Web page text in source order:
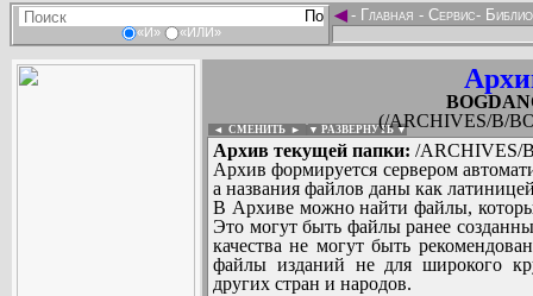
«И» «ИЛИ»
◄- Главная - Сервис-
(/ARCHIVES/B/
◄ СМЕНИТЬ ► ▼ РАЗВЕРНУТЬ ▼
Архив текущей папки: /ARCHIVES/
Архив формируется сервером
а названия файлов даны как
В Архиве можно найти файлы,
Это могут быть файлы ранее
качества не могут быть
файлы изданий не для широкого
других стран и народов.